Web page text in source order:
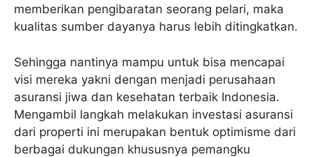
memberikan pengibaratan seorang pelari, maka
kualitas sumber dayanya harus lebih ditingkatkan.
Sehingga nantinya mampu untuk bisa mencapai
visi mereka yakni dengan menjadi perusahaan
asuransi jiwa dan kesehatan terbaik Indonesia.
Mengambil langkah melakukan investasi asuransi
dari properti ini merupakan bentuk optimisme dari
berbagai dukungan khususnya pemangku